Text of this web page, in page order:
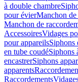
à double chambre
pour évierManchon
Manchon de
AccessoiresVidages
pour appareilsSiphons
en tube coudéSiphons
encastrerSiphons
apparents
Raccordements